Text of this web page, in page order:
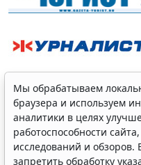
Перейти на страницу
Мы обрабатываем
браузера и используем
аналитики в целях
работоспособности
исследований и
запретить обработку